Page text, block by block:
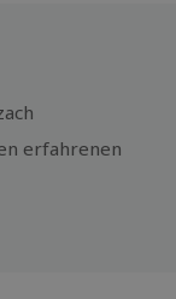
erfahrenen